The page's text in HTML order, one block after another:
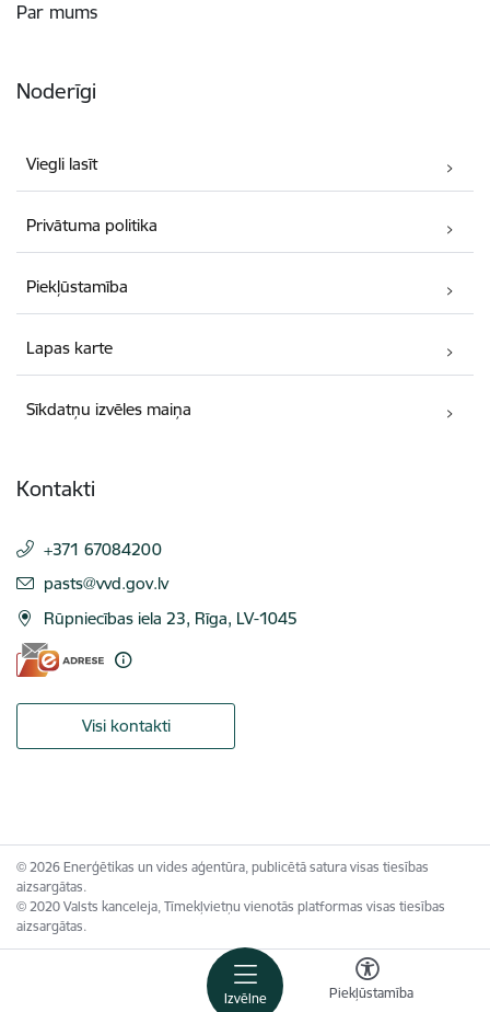
Izvēlne Piekļūstamība
Par mums
Noderīgi
Viegli lasīt
Privātuma politika
Piekļūstamība
Lapas karte
Sīkdatņu izvēles maiņa
Kontakti
+371 67084200
E-pasts:
pasts@vvd.gov.lv
Rūpniecības iela 23, Rīga, LV-1045
Visi kontakti
© 2026 Enerģētikas un vides aģentūra, publicētā satura visas tiesības
aizsargātas.
© 2020 Valsts kanceleja, Tīmekļvietņu vienotās platformas visas tiesības
aizsargātas.